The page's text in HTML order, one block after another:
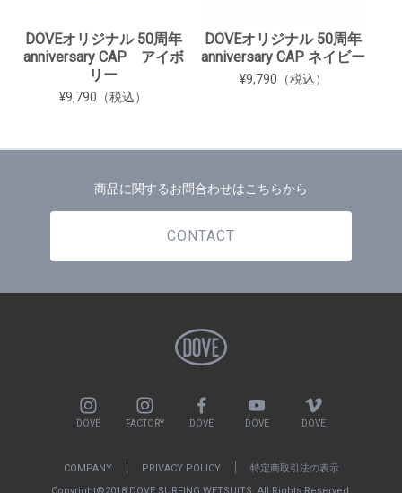
DOVEオリジナル 50周年
anniversary CAP アイボ
リー
¥9,790（税込）
DOVEオリジナル 50周年
anniversary CAP ネイビー
¥9,790（税込）
商品に関するお問合わせはこちらから
CONTACT
DOVE FACTORY DOVE DOVE DOVE
COMPANY PRIVACY POLICY
特定商取引法の表示